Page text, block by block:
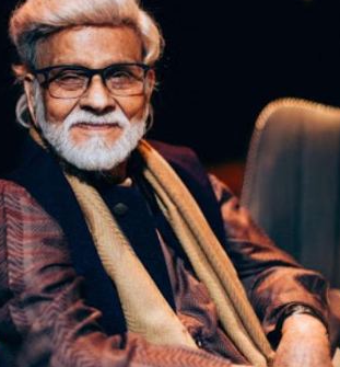
পায়
পর
হয়,
পারে
আমি
-